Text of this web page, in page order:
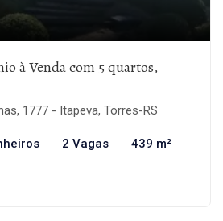
à Venda com 5 quartos,
1777 - Itapeva, Torres-RS
2 Vagas 439 m²